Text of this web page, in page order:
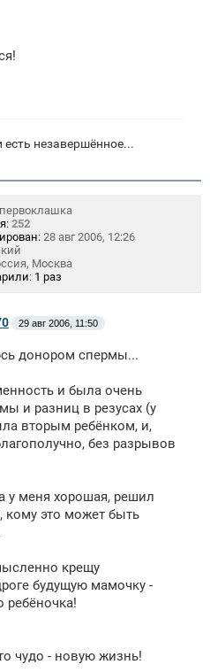
незавершённое...
252
28 авг 2006, 12:26
Москва
1 раз
29 авг 2006, 11:50
донором спермы...
и была очень
и разниц в резусах (у
вторым ребёнком, и,
без разрывов
у меня хорошая, решил
кому это может быть
крещу
будущую мамочку -
ребёночка!
чудо - новую жизнь!